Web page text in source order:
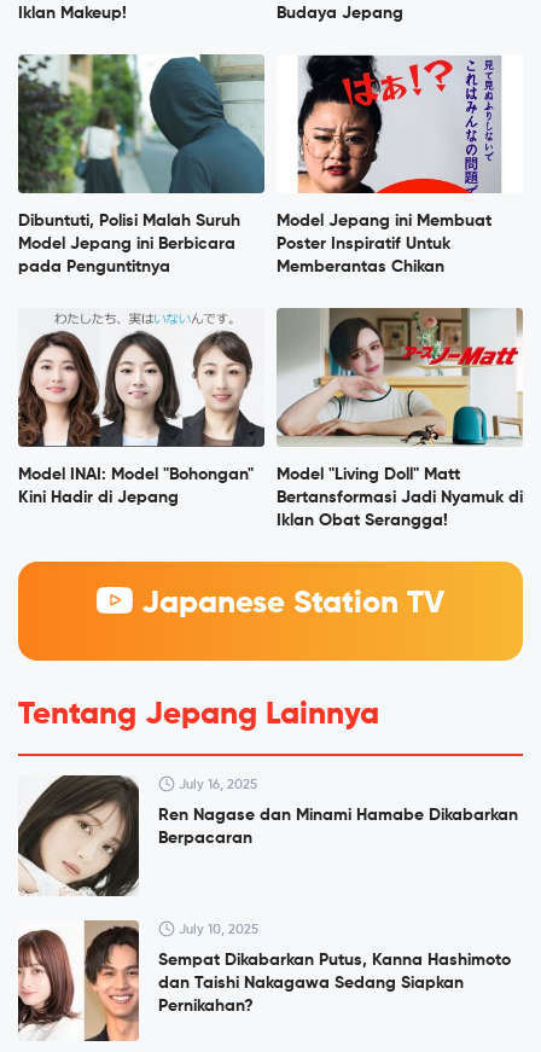
Iklan Makeup!
Budaya Jepang
Dibuntuti, Polisi Malah Suruh
Model Jepang ini Berbicara
pada Penguntitnya
Model Jepang ini Membuat
Poster Inspiratif Untuk
Memberantas Chikan
Model INAI: Model "Bohongan"
Kini Hadir di Jepang
Model "Living Doll" Matt
Bertansformasi Jadi Nyamuk di
Iklan Obat Serangga!
Japanese Station TV
Tentang Jepang Lainnya
July 16, 2025
Ren Nagase dan Minami Hamabe Dikabarkan
Berpacaran
July 10, 2025
Sempat Dikabarkan Putus, Kanna Hashimoto
dan Taishi Nakagawa Sedang Siapkan
Pernikahan?